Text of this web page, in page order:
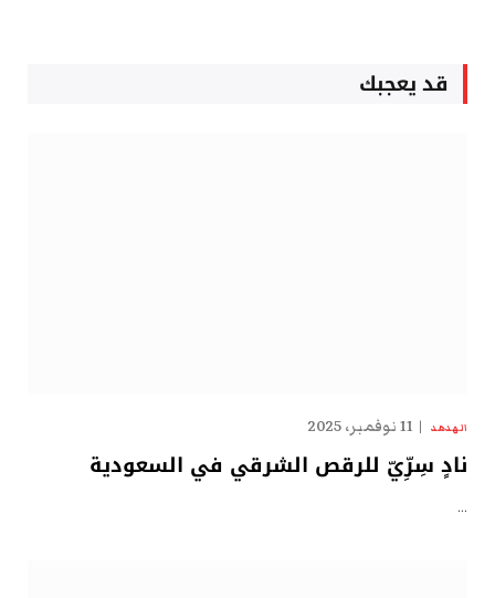
قد يعجبك
الهدهد 11 نوفمبر، 2025
نادٍ سِرِّيّ للرقص الشرقي في السعودية
…